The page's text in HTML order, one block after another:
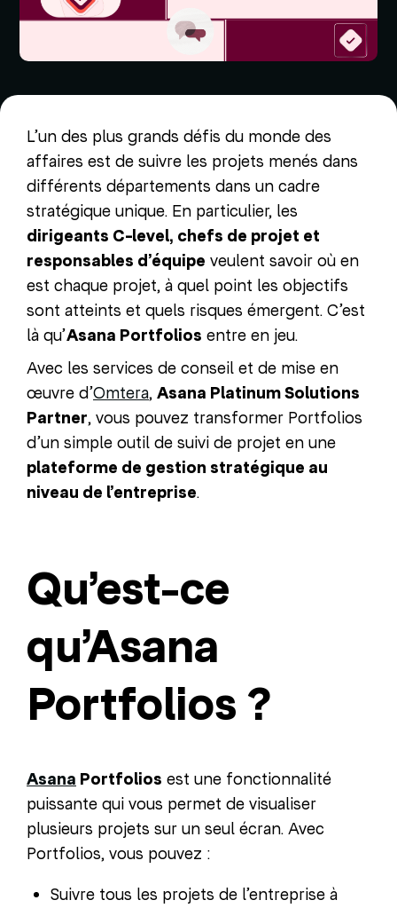
L’un des plus grands défis du monde des
affaires est de suivre les projets menés dans
différents départements dans un cadre
stratégique unique. En particulier, les
dirigeants C-level, chefs de projet et
responsables d’équipe veulent savoir où en
est chaque projet, à quel point les objectifs
sont atteints et quels risques émergent. C’est
là qu’Asana Portfolios entre en jeu.
Avec les services de conseil et de mise en
œuvre d’Omtera, Asana Platinum Solutions
Partner, vous pouvez transformer Portfolios
d’un simple outil de suivi de projet en une
plateforme de gestion stratégique au
niveau de l’entreprise.
Qu’est-ce
qu’Asana
Portfolios ?
Asana Portfolios est une fonctionnalité
puissante qui vous permet de visualiser
plusieurs projets sur un seul écran. Avec
Portfolios, vous pouvez :
Suivre tous les projets de l’entreprise à